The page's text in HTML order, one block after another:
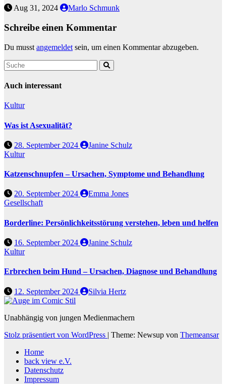
Aug 31, 2024 Marlo Schmunk
Schreibe einen Kommentar
Du musst angemeldet sein, um einen Kommentar abzugeben.
Auch interessant
Kultur
Was ist Asexualität?
28. September 2024
Janine Schulz
Kultur
Katzenschnupfen – Ursachen, Symptome und Behandlung
20. September 2024
Emma Jones
Gesellschaft
Borderline: Persönlichkeitsstörung verstehen, leben und helfen
16. September 2024
Janine Schulz
Kultur
Erbrechen beim Hund – Ursachen, Diagnose und Behandlung
12. September 2024 Silvia Hertz
Unabhängig von jungen Medienmachern
Stolz präsentiert von WordPress | Theme: Newsup von Themeansar
Home
back view e.V.
Datenschutz
Impressum